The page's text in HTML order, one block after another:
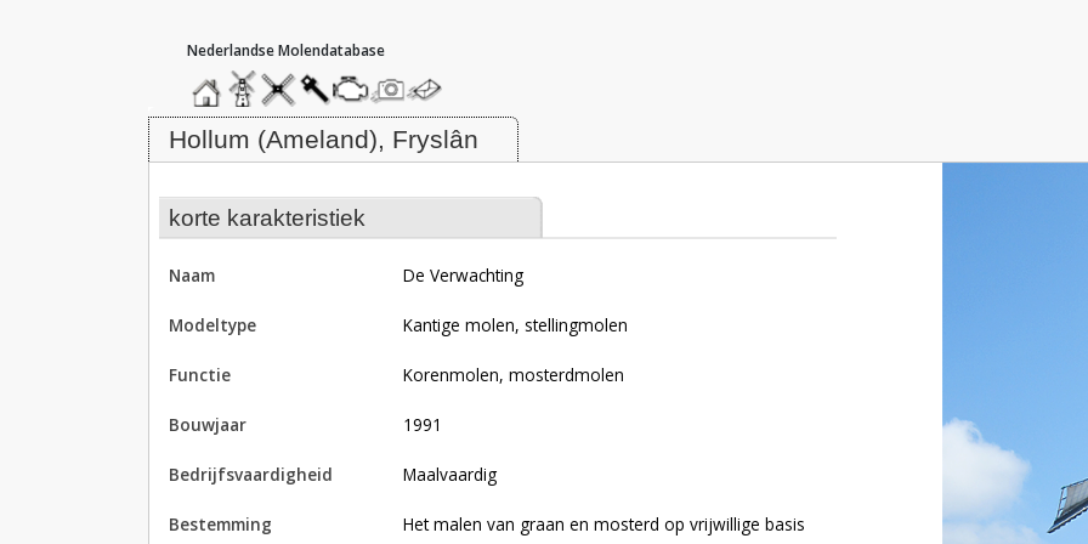
hoofdmenu
homemolendatabase
roedendatabase
assendatabase
motorendatabase
stuur
een
foto
stuur
een
bericht
Molen De Verwachting, Hollum (Ameland)
Hollum (Ameland), Fryslân
korte karakteristiek
naam De Verwachting
modeltype Kantige molen, stellingmolen
functie korenmolen, mosterdmolen
bouwjaar 1991
bedrijfsvaardigheid Maalvaardig
bestemming Het malen van graan en mosterd op vrijwillige basis